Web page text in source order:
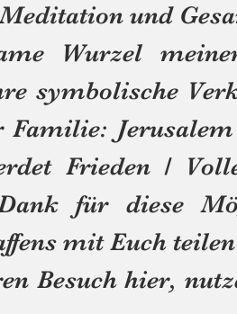
und
Wurzel meiner
symbolische
Familie:
Frieden /
für diese
mit Euch
Besuch hier,